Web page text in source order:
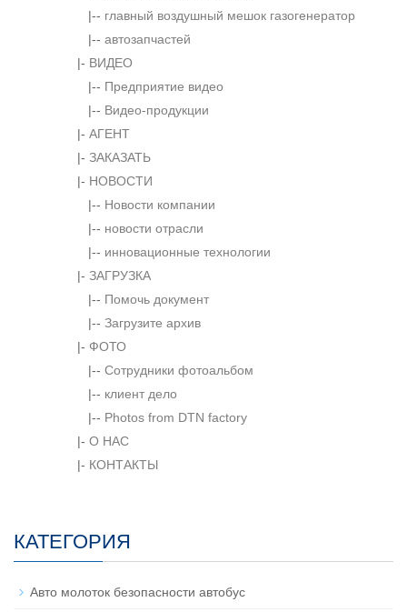
|-- главный воздушный мешок газогенератор
|-- автозапчастей
|- ВИДЕО
|-- Предприятие видео
|-- Видео-продукции
|- АГЕНТ
|- ЗАКАЗАТЬ
|- НОВОСТИ
|-- Новости компании
|-- новости отрасли
|-- инновационные технологии
|- ЗАГРУЗКА
|-- Помочь документ
|-- Загрузите архив
|- ФОТО
|-- Сотрудники фотоальбом
|-- клиент дело
|-- Photos from DTN factory
|- О НАС
|- КОНТАКТЫ
КАТЕГОРИЯ
Авто молоток безопасности автобус